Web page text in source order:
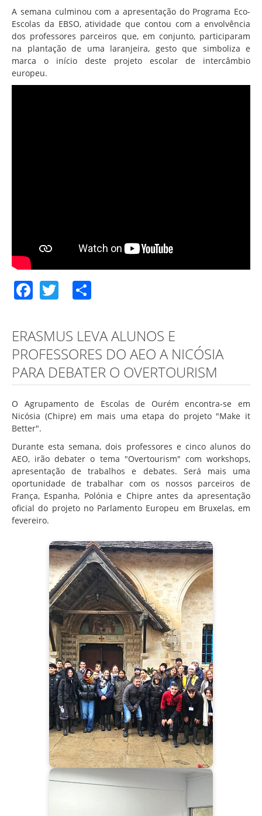
A semana culminou com a apresentação do Programa Eco-
Escolas da EBSO, atividade que contou com a envolvência
dos professores parceiros que, em conjunto, participaram
na plantação de uma laranjeira, gesto que simboliza e
marca o início deste projeto escolar de intercâmbio
europeu.
Facebook
Twitter
ERASMUS LEVA ALUNOS E
PROFESSORES DO AEO A NICÓSIA
PARA DEBATER O OVERTOURISM
O Agrupamento de Escolas de Ourém encontra-se em
Nicósia (Chipre) em mais uma etapa do projeto "Make it
Better".
Durante esta semana, dois professores e cinco alunos do
AEO, irão debater o tema "Overtourism" com workshops,
apresentação de trabalhos e debates. Será mais uma
oportunidade de trabalhar com os nossos parceiros de
França, Espanha, Polónia e Chipre antes da apresentação
oficial do projeto no Parlamento Europeu em Bruxelas, em
fevereiro.